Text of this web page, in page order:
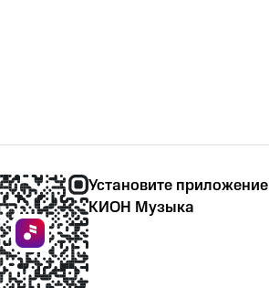
Установите приложение
КИОН Музыка